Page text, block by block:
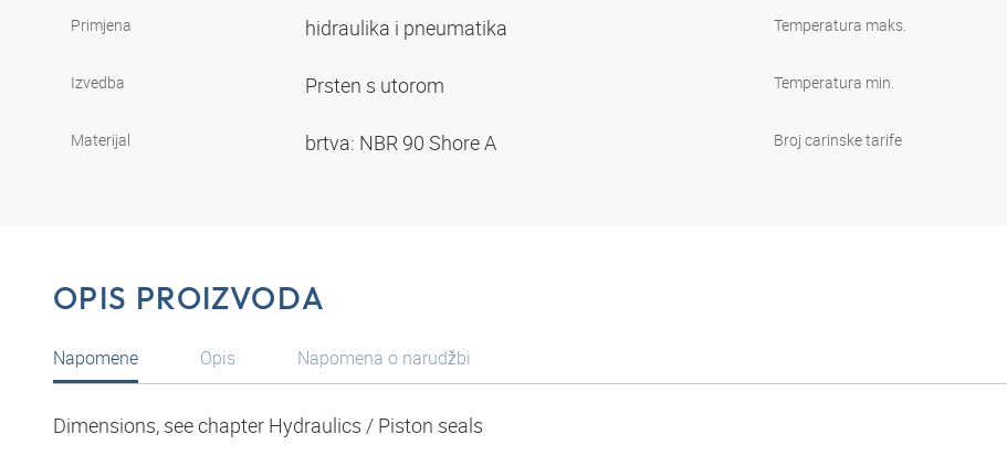
Primjena hidraulika i pneumatika
Izvedba Prsten s utorom
Materijal brtva: NBR 90 Shore A
Temperatura maks.
Temperatura min.
Broj carinske tarife
OPIS PROIZVODA
Napomene
Dimensions, see chapter Hydraulics / Piston seals
Opis Napomena o narudžbi